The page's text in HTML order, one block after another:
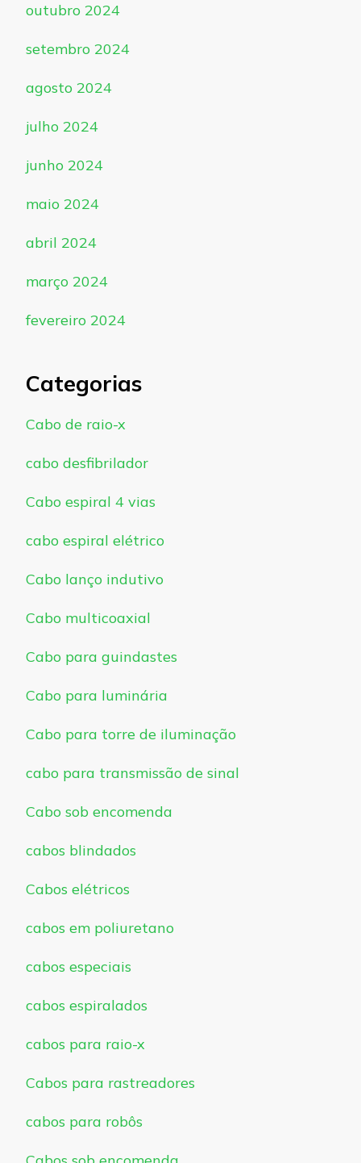
outubro 2024
setembro 2024
agosto 2024
julho 2024
junho 2024
maio 2024
abril 2024
março 2024
fevereiro 2024
Categorias
Cabo de raio-x
cabo desfibrilador
Cabo espiral 4 vias
cabo espiral elétrico
Cabo lanço indutivo
Cabo multicoaxial
Cabo para guindastes
Cabo para luminária
Cabo para torre de iluminação
cabo para transmissão de sinal
Cabo sob encomenda
cabos blindados
Cabos elétricos
cabos em poliuretano
cabos especiais
cabos espiralados
cabos para raio-x
Cabos para rastreadores
cabos para robôs